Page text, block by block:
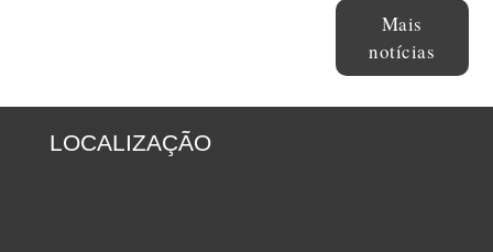
Mais
notícias
LOCALIZAÇÃO